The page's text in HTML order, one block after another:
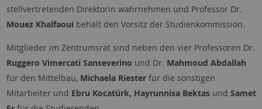
stellvertretenden Direktorin wahrnehmen und Professor Dr.
Mouez Khalfaoui behält den Vorsitz der Studienkommission.
Mitglieder im Zentrumsrat sind neben den vier Professoren Dr.
Ruggero Vimercati Sanseverino und Dr. Mahmoud Abdallah
für den Mittelbau, Michaela Riester für die sonstigen
Mitarbeiter und Ebru Kocatürk, Hayrunnisa Bektas und Samet